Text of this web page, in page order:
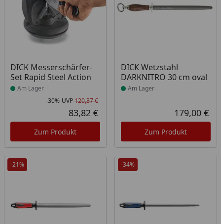
DICK Messerschärfer-
Set Rapid Steel Action
Produkt am Lager
Am Lager
Rabatt in Prozent
-30%
Ursprünglicher Preis
UVP120,37 €
Aktueller Preis
83,82 €
Zum Produkt
DICK Wetzstahl
DARKNITRO 30 cm oval
Produkt am Lager
Am Lager
179,00 €
Zum Produkt
-21% -34%